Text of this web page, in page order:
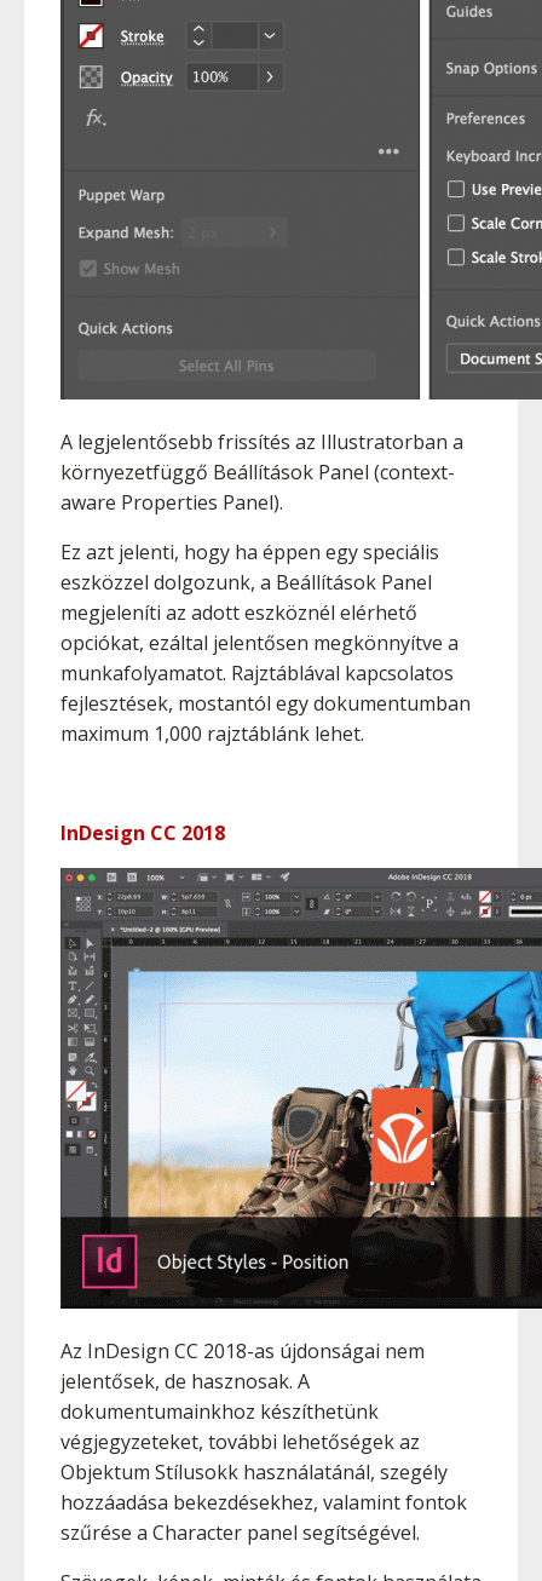
A legjelentősebb frissítés az Illustratorban a
környezetfüggő Beállítások Panel (context-
aware Properties Panel).
Ez azt jelenti, hogy ha éppen egy speciális
eszközzel dolgozunk, a Beállítások Panel
megjeleníti az adott eszköznél elérhető
opciókat, ezáltal jelentősen megkönnyítve a
munkafolyamatot. Rajztáblával kapcsolatos
fejlesztések, mostantól egy dokumentumban
maximum 1,000 rajztáblánk lehet.
InDesign CC 2018
Az InDesign CC 2018-as újdonságai nem
jelentősek, de hasznosak. A
dokumentumainkhoz készíthetünk
végjegyzeteket, további lehetőségek az
Objektum Stílusokk használatánál, szegély
hozzáadása bekezdésekhez, valamint fontok
szűrése a Character panel segítségével.